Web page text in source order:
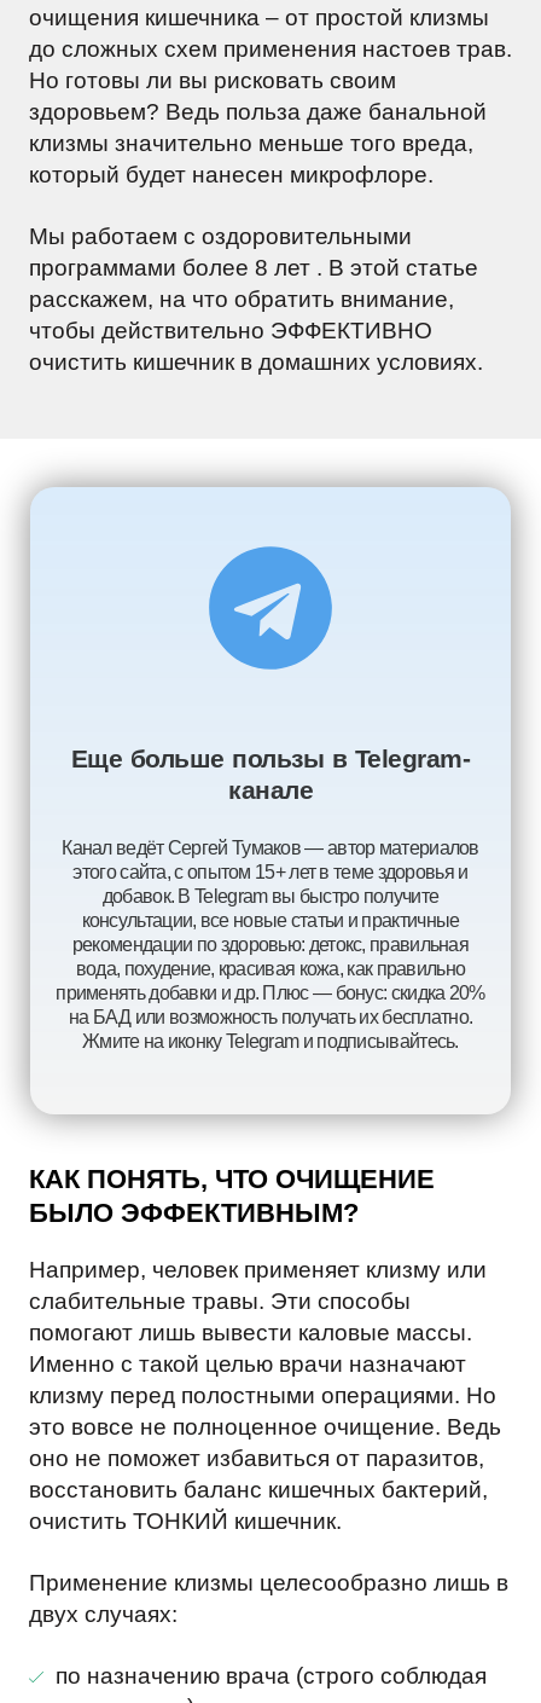
очищения кишечника – от простой клизмы
до сложных схем применения настоев трав.
Но готовы ли вы рисковать своим
здоровьем? Ведь польза даже банальной
клизмы значительно меньше того вреда,
который будет нанесен микрофлоре.
Мы работаем с оздоровительными
программами более 8 лет . В этой статье
расскажем, на что обратить внимание,
чтобы действительно ЭФФЕКТИВНО
очистить кишечник в домашних условиях.
Еще больше пользы в Telegram-
канале
Канал ведёт Сергей Тумаков — автор материалов
этого сайта, с опытом 15+ лет в теме здоровья и
добавок. В Telegram вы быстро получите
консультации, все новые статьи и практичные
рекомендации по здоровью: детокс, правильная
вода, похудение, красивая кожа, как правильно
применять добавки и др. Плюс — бонус: скидка 20%
на БАД или возможность получать их бесплатно.
Жмите на иконку Telegram и подписывайтесь.
КАК ПОНЯТЬ, ЧТО ОЧИЩЕНИЕ
БЫЛО ЭФФЕКТИВНЫМ?
Например, человек применяет клизму или
слабительные травы. Эти способы
помогают лишь вывести каловые массы.
Именно с такой целью врачи назначают
клизму перед полостными операциями. Но
это вовсе не полноценное очищение. Ведь
оно не поможет избавиться от паразитов,
восстановить баланс кишечных бактерий,
очистить ТОНКИЙ кишечник.
Применение клизмы целесообразно лишь в
двух случаях:
по назначению врача (строго соблюдая